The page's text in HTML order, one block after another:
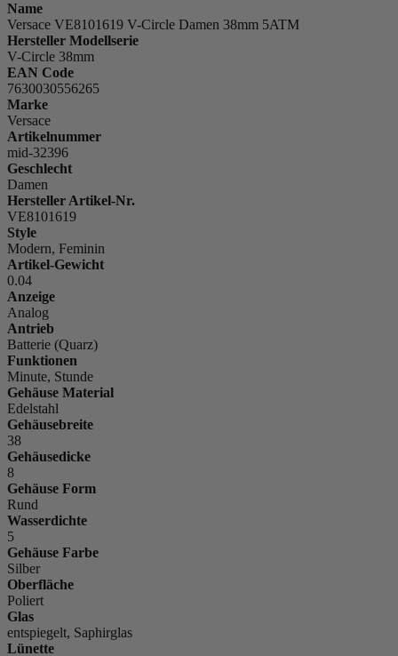
Name
Versace VE8101619 V-Circle Damen 38mm 5ATM
Hersteller Modellserie
V-Circle 38mm
EAN Code
7630030556265
Marke
Versace
Artikelnummer
mid-32396
Geschlecht
Damen
Hersteller Artikel-Nr.
VE8101619
Style
Modern, Feminin
Artikel-Gewicht
0.04
Anzeige
Analog
Antrieb
Batterie (Quarz)
Funktionen
Minute, Stunde
Gehäuse Material
Edelstahl
Gehäusebreite
38
Gehäusedicke
8
Gehäuse Form
Rund
Wasserdichte
5
Gehäuse Farbe
Silber
Oberfläche
Poliert
Glas
entspiegelt, Saphirglas
Lünette